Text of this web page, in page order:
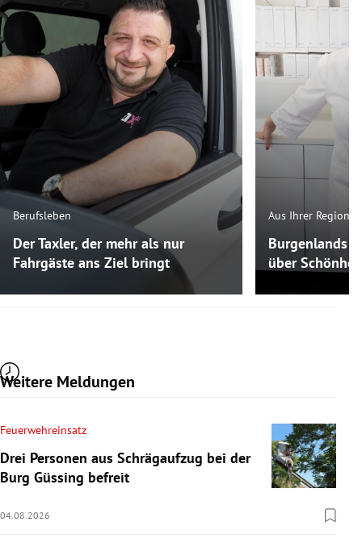
Berufsleben
Der Taxler, der mehr als nur
Fahrgäste ans Ziel bringt
Aus Ihrer Region
Burgenlands
über
Weitere Meldungen
Feuerwehreinsatz
Drei Personen aus Schrägaufzug bei der
Burg Güssing befreit
04.08.2026